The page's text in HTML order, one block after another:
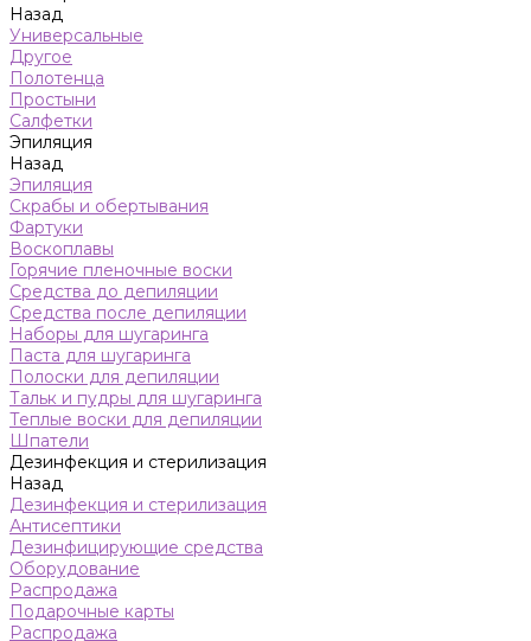
Назад
Универсальные
Другое
Полотенца
Простыни
Салфетки
Эпиляция
Назад
Эпиляция
Скрабы и обертывания
Фартуки
Воскоплавы
Горячие пленочные воски
Средства до депиляции
Средства после депиляции
Наборы для шугаринга
Паста для шугаринга
Полоски для депиляции
Тальк и пудры для шугаринга
Теплые воски для депиляции
Шпатели
Дезинфекция и стерилизация
Назад
Дезинфекция и стерилизация
Антисептики
Дезинфицирующие средства
Оборудование
Распродажа
Подарочные карты
Распродажа